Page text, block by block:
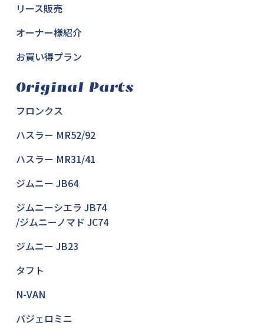
リース販売
オーナー様紹介
お買い得プラン
Original Parts
フロンクス
ハスラー MR52/92
ハスラー MR31/41
ジムニー JB64
ジムニーシエラ JB74
/ジムニーノマド JC74
ジムニー JB23
タフト
N-VAN
パジェロミニ